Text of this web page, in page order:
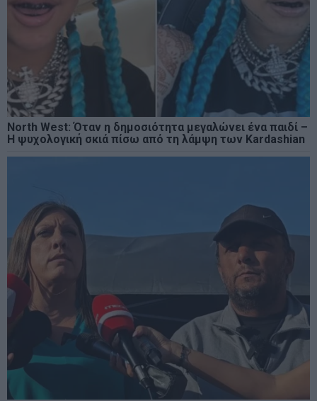
North West: Όταν η δημοσιότητα μεγαλώνει ένα παιδί –
Η ψυχολογική σκιά πίσω από τη λάμψη των Kardashian